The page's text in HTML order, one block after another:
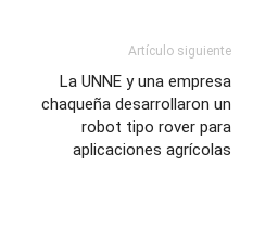
Artículo siguiente
La UNNE y una empresa
chaqueña desarrollaron un
robot tipo rover para
aplicaciones agrícolas